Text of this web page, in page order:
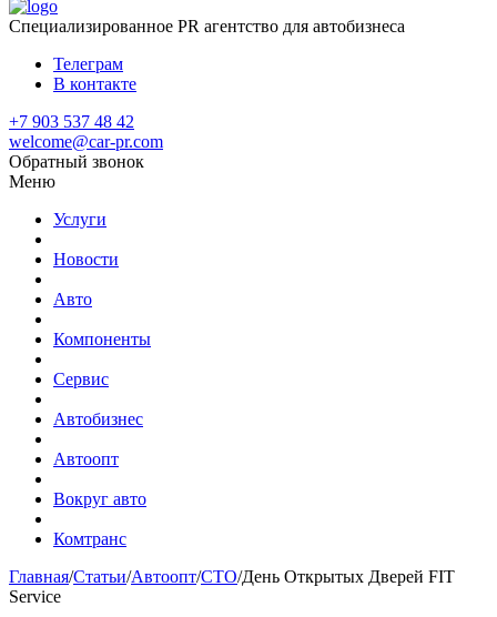
Специализированное PR агентство для автобизнеса
Телеграм
В контакте
+7 903 537 48 42
welcome@car-pr.com
Обратный звонок
Меню
Услуги
Новости
Авто
Компоненты
Сервис
Автобизнес
Автоопт
Вокруг авто
Комтранс
Главная/Статьи/Автоопт/СТО/День Открытых Дверей FIT
Service